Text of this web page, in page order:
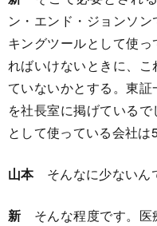
ン・エンド・ジョンソ
キングツールとして使
ればいけないときに、
ていないかとする。東
を社長室に掲げている
として使っている会社は
山本そんなに少ないん
新 そんな程度です。医